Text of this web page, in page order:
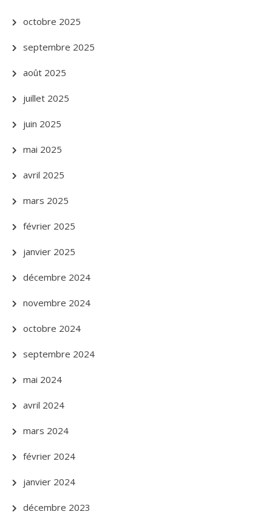
octobre 2025
septembre 2025
août 2025
juillet 2025
juin 2025
mai 2025
avril 2025
mars 2025
février 2025
janvier 2025
décembre 2024
novembre 2024
octobre 2024
septembre 2024
mai 2024
avril 2024
mars 2024
février 2024
janvier 2024
décembre 2023